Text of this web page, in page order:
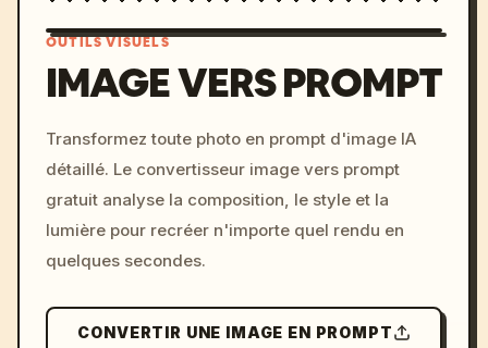
c, cyberpunk sunset, neon
colors, 8k --v 6.0
OUTILS VISUELS
IMAGE VERS PROMPT
Transformez toute photo en prompt d'image IA
détaillé. Le convertisseur image vers prompt
gratuit analyse la composition, le style et la
lumière pour recréer n'importe quel rendu en
quelques secondes.
CONVERTIR UNE IMAGE EN PROMPT